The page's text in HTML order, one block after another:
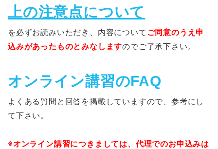
上の注意点について
を必ずお読みいただき、内容について ご同意のうえ申
込みがあったものとみなしますのでご了承下さい。
オンライン講習のFAQ
よくある質問と回答を掲載していますので、参考にし
て下さい。
※オンライン講習につきましては、代理でのお申込みは